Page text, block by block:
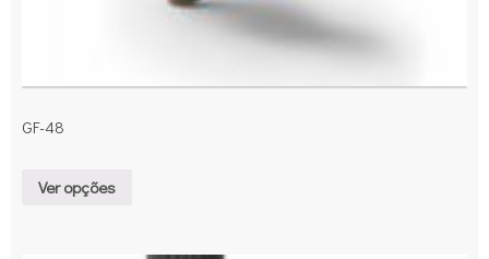
GF-48
Ver opções